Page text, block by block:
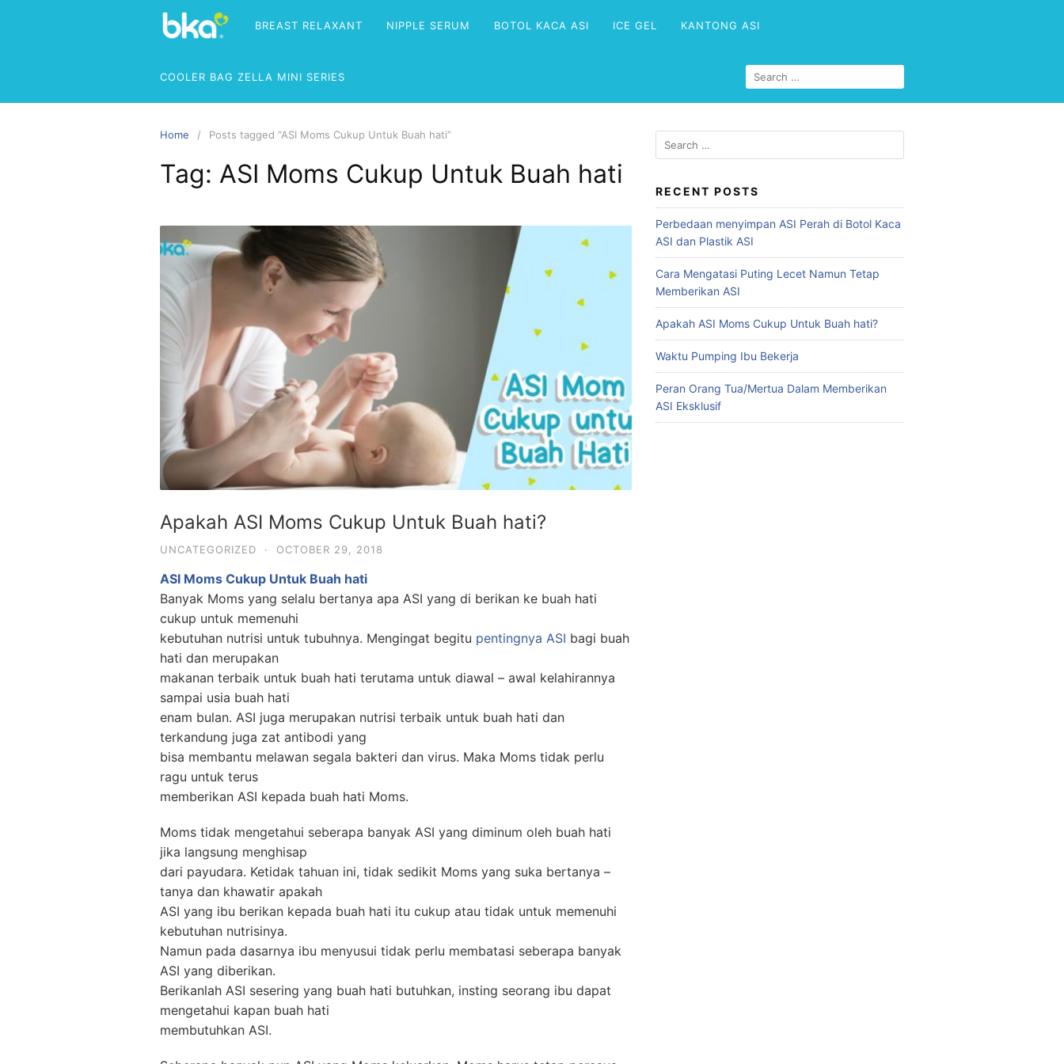
BREAST RELAXANT NIPPLE SERUM BOTOL KACA ASI ICE GEL KANTONG ASI
COOLER BAG ZELLA MINI SERIES
Home Posts tagged “ASI Moms Cukup Untuk Buah hati”
Tag: ASI Moms Cukup Untuk Buah hati
Apakah ASI Moms Cukup Untuk Buah hati?
UNCATEGORIZED · OCTOBER 29, 2018
ASI Moms Cukup Untuk Buah hati
Banyak Moms yang selalu bertanya apa ASI yang di berikan ke buah hati
cukup untuk memenuhi
kebutuhan nutrisi untuk tubuhnya. Mengingat begitu pentingnya ASI bagi buah
hati dan merupakan
makanan terbaik untuk buah hati terutama untuk diawal – awal kelahirannya
sampai usia buah hati
enam bulan. ASI juga merupakan nutrisi terbaik untuk buah hati dan
terkandung juga zat antibodi yang
bisa membantu melawan segala bakteri dan virus. Maka Moms tidak perlu
ragu untuk terus
memberikan ASI kepada buah hati Moms.
Moms tidak mengetahui seberapa banyak ASI yang diminum oleh buah hati
jika langsung menghisap
dari payudara. Ketidak tahuan ini, tidak sedikit Moms yang suka bertanya –
tanya dan khawatir apakah
ASI yang ibu berikan kepada buah hati itu cukup atau tidak untuk memenuhi
kebutuhan nutrisinya.
Namun pada dasarnya ibu menyusui tidak perlu membatasi seberapa banyak
ASI yang diberikan.
Berikanlah ASI sesering yang buah hati butuhkan, insting seorang ibu dapat
mengetahui kapan buah hati
membutuhkan ASI.
RECENT POSTS
Perbedaan menyimpan ASI Perah di Botol Kaca
ASI dan Plastik ASI
Cara Mengatasi Puting Lecet Namun Tetap
Memberikan ASI
Apakah ASI Moms Cukup Untuk Buah hati?
Waktu Pumping Ibu Bekerja
Peran Orang Tua/Mertua Dalam Memberikan
ASI Eksklusif